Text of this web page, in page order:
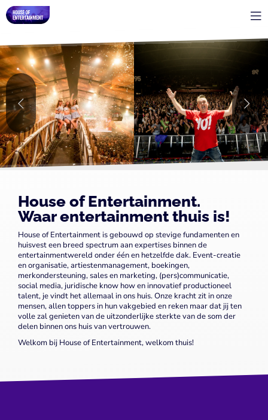
House of Entertainment.
Waar entertainment thuis is!
House of Entertainment is gebouwd op stevige fundamenten en
huisvest een breed spectrum aan expertises binnen de
entertainmentwereld onder één en hetzelfde dak. Event-creatie
en organisatie, artiestenmanagement, boekingen,
merkondersteuning, sales en marketing, (pers)communicatie,
social media, juridische know how en innovatief productioneel
talent, je vindt het allemaal in ons huis. Onze kracht zit in onze
mensen, allen toppers in hun vakgebied en reken maar dat jij ten
volle zal genieten van de uitzonderlijke sterkte van de som der
delen binnen ons huis van vertrouwen.
Welkom bij House of Entertainment, welkom thuis!